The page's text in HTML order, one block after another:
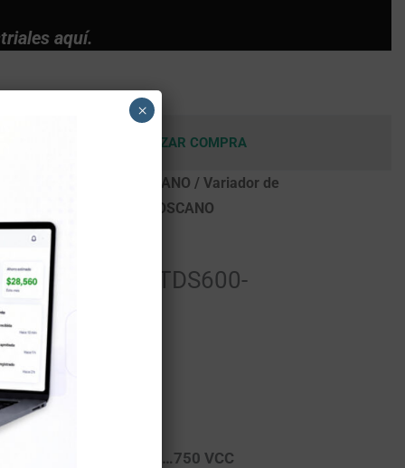
aquí.
FINALIZAR COMPRA
TOSCANO / Variador de
4T0015R – 2.2kW – TOSCANO
Eléctricos
trifasico TDS600-
– TOSCANO
2.2 kW
5 A
3×400 VCA o 3×350…750 VCC
×